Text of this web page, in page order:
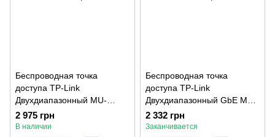
Беспроводная точка
доступа TP-Link
Двухдиапазонный MU-
MIMO (DECO-E4-2-PACK)
2 975 грн
В наличии
Беспроводная точка
доступа TP-Link
Двухдиапазонный GbE MU-
MIMO (DECO-M4-1-PACK)
2 332 грн
Заканчивается